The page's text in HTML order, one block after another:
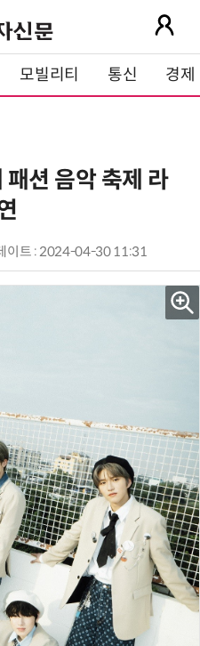
모빌리티 통신 경제
션 음악 축제 라
이트 : 2024-04-30 11:31